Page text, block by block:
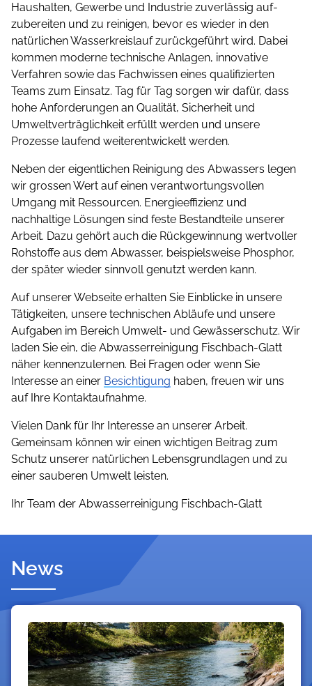
Haushalten, Gewerbe und Industrie zuverlässig auf­
zubereiten und zu reinigen, bevor es wieder in den
natürlichen Wasserkreislauf zurückgeführt wird. Dabei
kommen moderne technische Anlagen, innovative
Verfahren sowie das Fachwissen eines qualifizierten
Teams zum Einsatz. Tag für Tag sorgen wir dafür, dass
hohe Anforderungen an Qualität, Sicherheit und
Umwelt­ver­träglichkeit erfüllt werden und unsere
Prozesse laufend weiterentwickelt werden.
Neben der eigentlichen Reinigung des Abwassers legen
wir grossen Wert auf einen verantwortungsvollen
Umgang mit Ressourcen. Energieeffizienz und
nachhaltige Lösungen sind feste Bestandteile unserer
Arbeit. Dazu gehört auch die Rückgewinnung wertvoller
Rohstoffe aus dem Abwasser, beispielsweise Phosphor,
der später wieder sinnvoll genutzt werden kann.
Auf unserer Webseite erhalten Sie Einblicke in unsere
Tätigkeiten, unsere technischen Abläufe und unsere
Aufgaben im Bereich Umwelt- und Gewässerschutz. Wir
laden Sie ein, die Abwasserreinigung Fischbach-Glatt
näher kennenzulernen. Bei Fragen oder wenn Sie
Interesse an einer Besichtigung haben, freuen wir uns
auf Ihre Kontaktaufnahme.
Vielen Dank für Ihr Interesse an unserer Arbeit.
Gemeinsam können wir einen wichtigen Beitrag zum
Schutz unserer natürlichen Lebensgrundlagen und zu
einer sauberen Umwelt leisten.
Ihr Team der Abwasserreinigung Fischbach-Glatt
News